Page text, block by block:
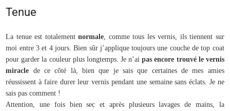
Tenue
La tenue est totalementnormale , comme tous les vernis, ils tiennent sur
moi entre 3 et 4 jours. Bien sûr j’applique toujours une couche de top coat
pour garder la couleur plus longtemps. Je n’aipas encore trouvé le vernis
miracle de ce côté là, bien que je sais que certaines de mes amies
réussissent à faire durer leur vernis pendant une semaine sans éclats. Je ne
sais pas comment !
Attention, une fois bien sec et après plusieurs lavages de mains, la